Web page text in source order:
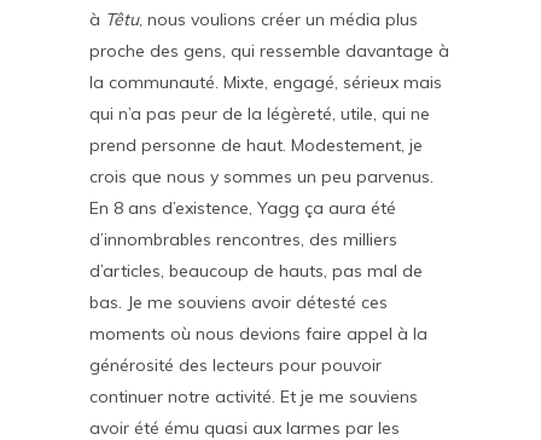
à Têtu, nous voulions créer un média plus
proche des gens, qui ressemble davantage à
la communauté. Mixte, engagé, sérieux mais
qui n’a pas peur de la légèreté, utile, qui ne
prend personne de haut. Modestement, je
crois que nous y sommes un peu parvenus.
En 8 ans d’existence, Yagg ça aura été
d’innombrables rencontres, des milliers
d’articles, beaucoup de hauts, pas mal de
bas. Je me souviens avoir détesté ces
moments où nous devions faire appel à la
générosité des lecteurs pour pouvoir
continuer notre activité. Et je me souviens
avoir été ému quasi aux larmes par les